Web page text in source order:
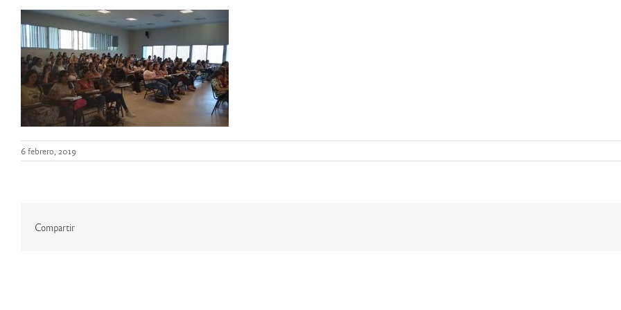
6 febrero, 2019
Compartir